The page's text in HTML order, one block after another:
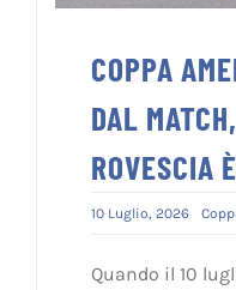
COPPA
DAL
ROVESCIA
10 Luglio, 2026
Quando il 10